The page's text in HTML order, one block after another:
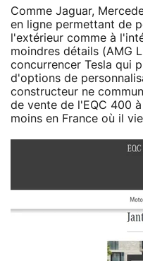
Comme Jaguar,
en ligne permettant de
l'extérieur comme à
moindres détails (AMG
concurrencer Tesla qui
d'options de
constructeur ne
de vente de l'EQC 400
moins en France où il